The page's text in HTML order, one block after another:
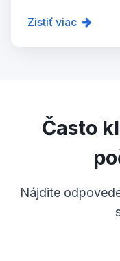
Zistiť viac
Často
Nájdite